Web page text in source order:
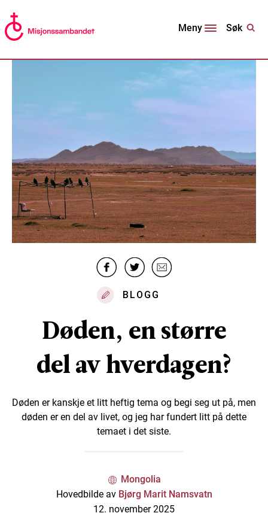
Meny Søk
BLOGG
Døden, en større
del av hverdagen?
Døden er kanskje et litt heftig tema og begi seg ut på, men
døden er en del av livet, og jeg har fundert litt på dette
temaet i det siste.
Mongolia
Hovedbilde av Bjørg Marit Namsvatn
12. november 2025